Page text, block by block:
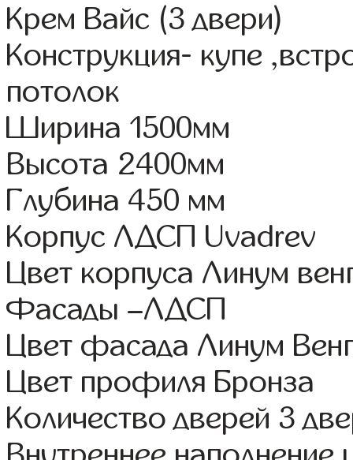
Крем Вайс (3 двери)
Конструкция- купе
потолок
Ширина 1500мм
Высота 2400мм
Глубина 450 мм
Корпус ЛДСП Uvadrev
Цвет корпуса Линум
Фасады –ЛДСП
Цвет фасада Линум
Цвет профиля Бронза
Количество дверей 3